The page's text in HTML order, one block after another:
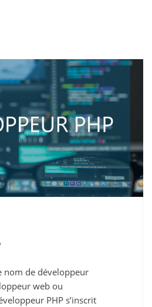
nom de développeur
web ou
PHP s’inscrit